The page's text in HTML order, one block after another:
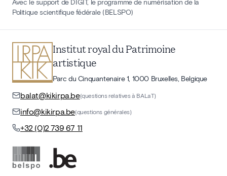
Avec le support de DIGIT, le programme de numérisation de la
Politique scientifique fédérale (BELSPO)
Institut royal du Patrimoine
artistique
Parc du Cinquantenaire 1, 1000 Bruxelles, Belgique
balat@kikirpa.be(questions relatives à BALaT)
info@kikirpa.be(questions générales)
+32 (0)2 739 67 11